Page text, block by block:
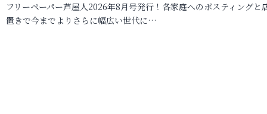
フリーペーパー芦屋人2026年8月号発行！各家庭へのポスティングと
置きで今までよりさらに幅広い世代に…